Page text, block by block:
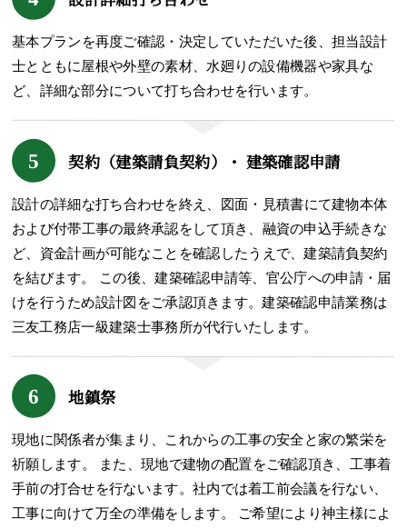
基本プランを再度ご確認・決定していただいた後、担当設計
士とともに屋根や外壁の素材、水廻りの設備機器や家具な
ど、詳細な部分について打ち合わせを行います。
5 契約（建築請負契約）・ 建築確認申請
設計の詳細な打ち合わせを終え、図面・見積書にて建物本体
および付帯工事の最終承認をして頂き、融資の申込手続きな
ど、資金計画が可能なことを確認したうえで、建築請負契約
を結びます。 この後、建築確認申請等、官公庁への申請・届
けを行うため設計図をご承認頂きます。建築確認申請業務は
三友工務店一級建築士事務所が代行いたします。
6 地鎮祭
現地に関係者が集まり、これからの工事の安全と家の繁栄を
祈願します。 また、現地で建物の配置をご確認頂き、工事着
手前の打合せを行ないます。社内では着工前会議を行ない、
工事に向けて万全の準備をします。 ご希望により神主様によ